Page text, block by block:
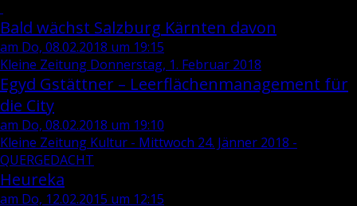
Bald wächst Salzburg Kärnten davon
am Do, 08.02.2018 um 19:15
Kleine Zeitung Donnerstag, 1. Februar 2018
Egyd Gstättner – Leerflächenmanagement für
die City
am Do, 08.02.2018 um 19:10
Kleine Zeitung Kultur - Mittwoch 24. Jänner 2018 -
QUERGEDACHT
Heureka
am Do, 12.02.2015 um 12:15